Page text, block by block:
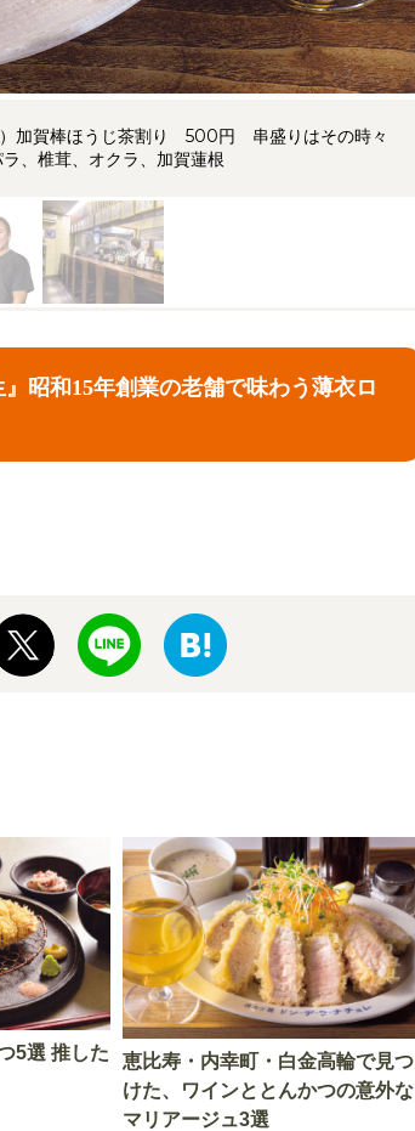
加賀棒ほうじ茶割り 500円 串盛りはその時々
、椎茸、オクラ、加賀蓮根
昭和15年創業の老舗で味わう薄衣ロ
5選 推した
恵比寿・内幸町・白金高輪で見つ
けた、ワインととんかつの意外な
マリアージュ3選